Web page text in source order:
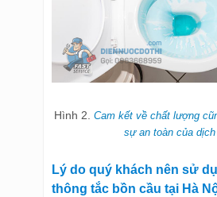
Hình 2. Cam kết về chất lượng
sự an toàn của dịch
Lý do quý khách nên sử
thông tắc bồn cầu tại Hà